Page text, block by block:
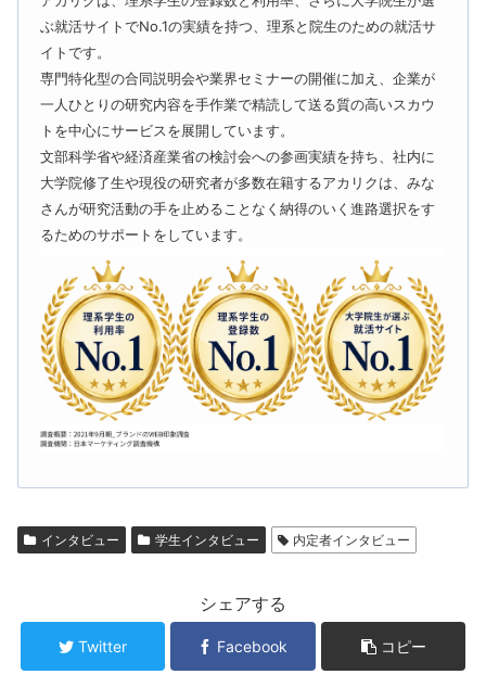
ぶ就活サイトでNo.1の実績を持つ、理系と院生のための就活サ
イトです。
専門特化型の合同説明会や業界セミナーの開催に加え、企業が
一人ひとりの研究内容を手作業で精読して送る質の高いスカウ
トを中心にサービスを展開しています。
文部科学省や経済産業省の検討会への参画実績を持ち、社内に
大学院修了生や現役の研究者が多数在籍するアカリクは、みな
さんが研究活動の手を止めることなく納得のいく進路選択をす
るためのサポートをしています。
インタビュー 学生インタビュー 内定者インタビュー
シェアする
Twitter Facebook コピー